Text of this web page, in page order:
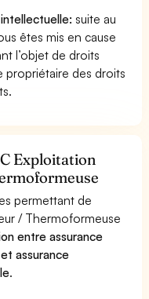
suite au
êtes mis en cause
l’objet de droits
propriétaire des droits
Exploitation
permettant de
/ Thermoformeuse
entre assurance
assurance
.